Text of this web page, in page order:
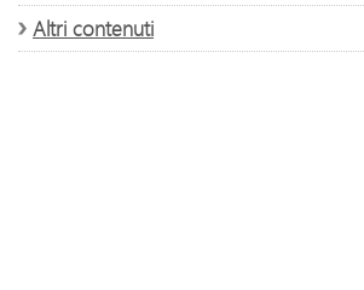
Altri contenuti